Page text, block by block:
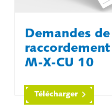
Demandes de
M-X-CU 10
Télécharger